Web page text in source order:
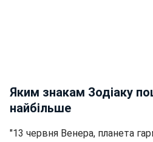
Яким знакам Зодіаку
найбільше
"13 червня Венера, планета